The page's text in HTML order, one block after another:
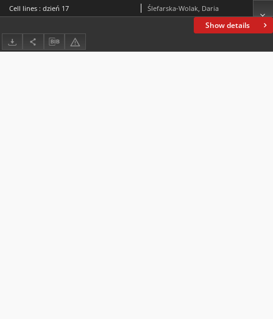
Show details
Cell lines : dzień 17 Ślefarska-Wolak, Daria